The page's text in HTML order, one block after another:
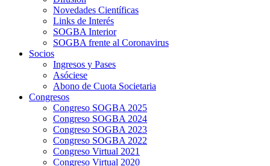
Novedades Científicas
Links de Interés
SOGBA Interior
SOGBA frente al Coronavirus
Socios
Ingresos y Pases
Asóciese
Abono de Cuota Societaria
Congresos
Congreso SOGBA 2025
Congreso SOGBA 2024
Congreso SOGBA 2023
Congreso SOGBA 2022
Congreso Virtual 2021
Congreso Virtual 2020